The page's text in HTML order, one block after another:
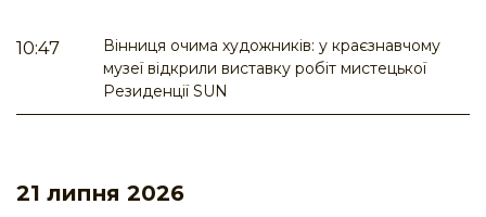
10:47
Вінниця очима художників: у краєзнавчому
музеї відкрили виставку робіт мистецької
Резиденції SUN
21 липня 2026